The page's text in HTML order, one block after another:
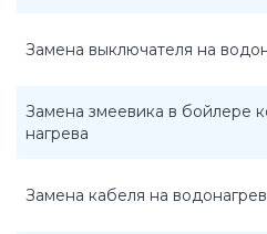
Замена выключателя на
Замена змеевика в бойлере
нагрева
Замена кабеля на